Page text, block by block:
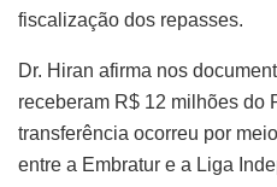
fiscalização dos repasses.
Dr. Hiran afirma nos
receberam R$ 12 milhões do
transferência ocorreu por
entre a Embratur e a Liga